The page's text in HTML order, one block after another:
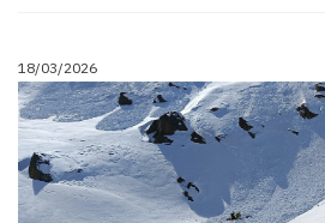
18/03/2026